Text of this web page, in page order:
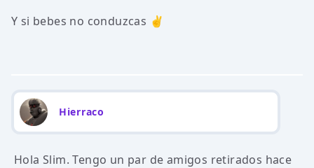
Y si bebes no conduzcas ✌
Hierraco
Hola Slim. Tengo un par de amigos retirados hace